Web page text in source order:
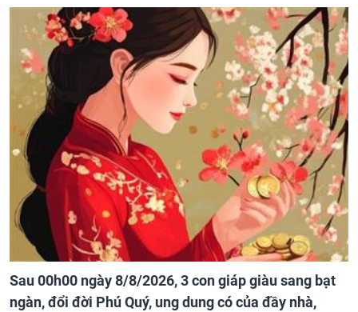
Sau 00h00 ngày 8/8/2026, 3 con giáp giàu sang bạt
ngàn, đổi đời Phú Quý, ung dung có của đầy nhà,